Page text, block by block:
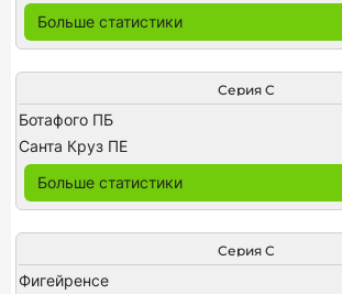
Больше статистики
Серия C
Ботафого ПБ
Санта Круз ПЕ
Больше статистики
Серия C
Фигейренсе